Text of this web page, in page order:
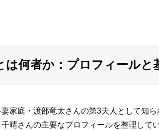
は何者か：プロフィールと
家庭・渡部竜太さんの第3夫人として知
晴さんの主要なプロフィールを整理してい